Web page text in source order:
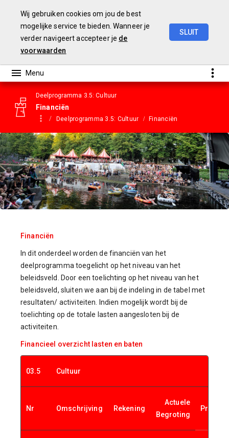
Wij gebruiken cookies om jou de best
mogelijke service te bieden. Wanneer je
verder navigeert accepteer je de
voorwaarden
SLUIT
Deelprogramma 3.5: Cultuur
Financiën
Deelprogramma 3.5: Cultuur Financiën
Financiën
In dit onderdeel worden de financiën van het
deelprogramma toegelicht op het niveau van het
beleidsveld. Door een toelichting op het niveau van het
beleidsveld, sluiten we aan bij de indeling in de tabel met
resultaten/ activiteiten. Indien mogelijk wordt bij de
toelichting op de totale lasten aangesloten bij de
activiteiten.
Financieel overzicht lasten en baten
03.5 Cultuur
Nr Omschrijving Rekening
Actuele
Begroting